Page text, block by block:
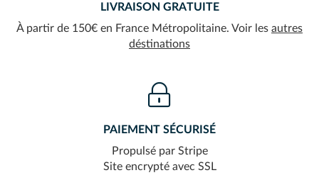
LIVRAISON GRATUITE
À partir de 150€ en France Métropolitaine. Voir les autres
déstinations
PAIEMENT SÉCURISÉ
Propulsé par Stripe
Site encrypté avec SSL